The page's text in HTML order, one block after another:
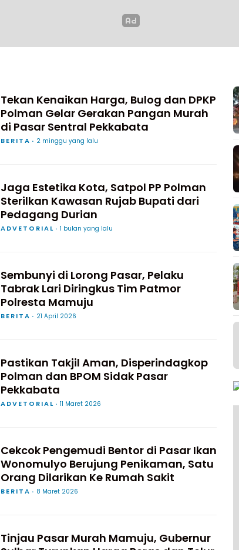
Tekan Kenaikan Harga, Bulog dan DPKP
Polman Gelar Gerakan Pangan Murah
di Pasar Sentral Pekkabata
BERITA 2 minggu yang lalu
Jaga Estetika Kota, Satpol PP Polman
Sterilkan Kawasan Rujab Bupati dari
Pedagang Durian
ADVETORIAL 1 bulan yang lalu
Sembunyi di Lorong Pasar, Pelaku
Tabrak Lari Diringkus Tim Patmor
Polresta Mamuju
BERITA 21 April 2026
Pastikan Takjil Aman, Disperindagkop
Polman dan BPOM Sidak Pasar
Pekkabata
ADVETORIAL 11 Maret 2026
Cekcok Pengemudi Bentor di Pasar Ikan
Wonomulyo Berujung Penikaman, Satu
Orang Dilarikan Ke Rumah Sakit
BERITA 8 Maret 2026
Tinjau Pasar Murah Mamuju, Gubernur